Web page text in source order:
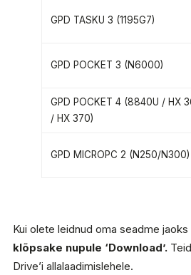
GPD TASKU 3 (1195G7)
GPD POCKET 3 (N6000)
GPD POCKET 4 (8840U / HX
/ HX 370)
GPD MICROPC 2 (N250/N300)
Kui olete leidnud oma seadme
klõpsake nupule ‘Download’.
Drive’i allalaadimislehele.